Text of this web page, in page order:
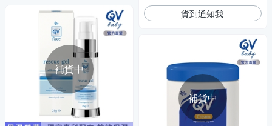
補貨中
貨到通知我
補貨中